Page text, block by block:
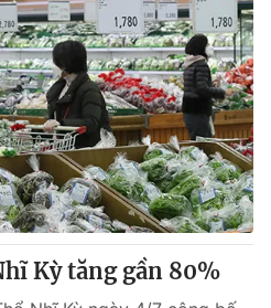
Kỳ tăng gần 80%